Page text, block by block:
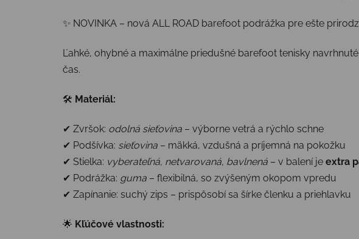
✨ NOVINKA – nová ALL ROAD barefoot podrážka pre ešte
Ľahké, ohybné a maximálne priedušné barefoot tenisky
čas.
🛠 Materiál:
✔ Zvršok: odolná sieťovina – výborne vetrá a rýchlo schne
✔ Podšívka: sieťovina – mäkká, vzdušná a príjemná na pokožku
✔ Stielka: vyberateľná, netvarovaná, bavlnená – v balení je extra
✔ Podrážka: guma – flexibilná, so zvýšeným okopom vpredu
✔ Zapínanie: suchý zips – prispôsobí sa šírke členku a priehlavku
🌟 Kľúčové vlastnosti: